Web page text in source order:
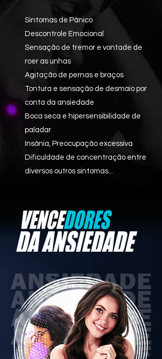
Sintomas de Pânico
Descontrole Emocional
Sensação de tremor e vontade de
roer as unhas
Agitação de pernas e braços
Tontura e sensação de desmaio por
conta da ansiedade
Boca seca e hipersensibilidade de
paladar
Insônia, Preocupação excessiva
Dificuldade de concentração entre
diversos outros sintomas...